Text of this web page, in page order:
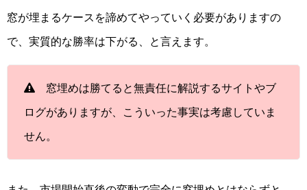
窓が埋まるケースを諦めてやっていく必要がありますの
で、実質的な勝率は下がる、と言えます。
窓埋めは勝てると無責任に解説するサイトやブ
ログがありますが、こういった事実は考慮していま
せん。